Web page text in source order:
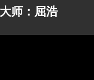
师：屈浩